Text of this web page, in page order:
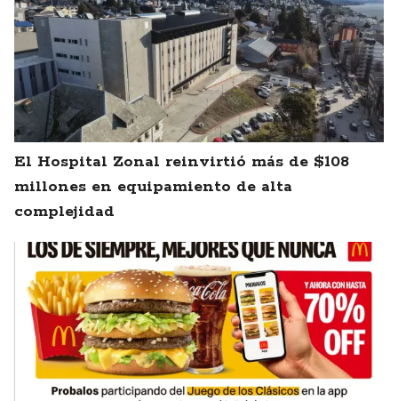
El Hospital Zonal reinvirtió más de $108
millones en equipamiento de alta
complejidad